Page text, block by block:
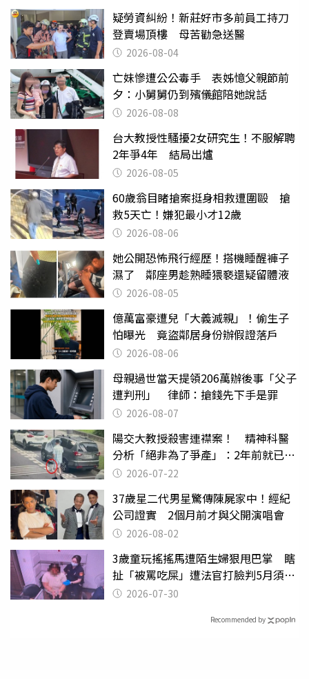
疑勞資糾紛！新莊好市多前員工持刀
登賣場頂樓 母苦勸急送醫
2026-08-04
亡妹慘遭公公毒手 表姊憶父親節前
夕：小舅舅仍到殯儀館陪她說話
2026-08-08
台大教授性騷擾2女研究生！不服解聘
2年爭4年 結局出爐
2026-08-05
60歲翁目睹搶案挺身相救遭圍毆 搶
救5天亡！嫌犯最小才12歲
2026-08-06
她公開恐怖飛行經歷！搭機睡醒褲子
濕了 鄰座男趁熟睡猥褻還疑留體液
2026-08-05
億萬富豪遭兒「大義滅親」！偷生子
怕曝光 竟盜鄰居身份辦假證落戶
2026-08-06
母親過世當天提領206萬辦後事「父子
遭判刑」 律師：搶錢先下手是罪
2026-08-07
陽交大教授殺害連襟案！ 精神科醫
分析「絕非為了爭產」：2年前就已言
行詭異
2026-07-22
37歲星二代男星驚傳陳屍家中！經紀
公司證實 2個月前才與父開演唱會
2026-08-02
3歲童玩搖搖馬遭陌生婦狠甩巴掌 瞎
扯「被罵吃屎」遭法官打臉判5月須入
監 2026-07-30
Recommended by